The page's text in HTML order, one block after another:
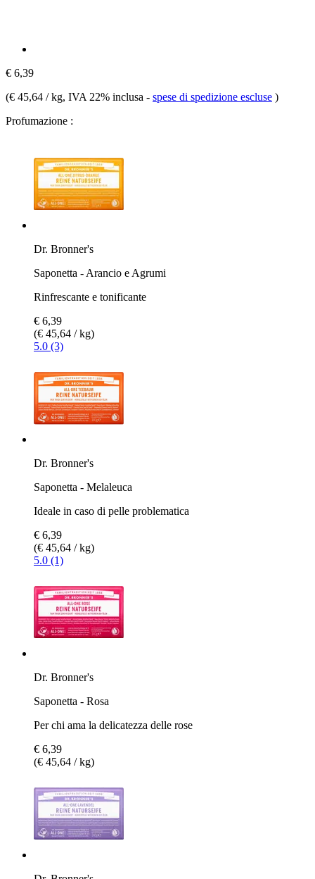
€ 6,39
(€ 45,64 / kg, IVA 22% inclusa - spese di spedizione escluse )
Profumazione :
Dr. Bronner's
Saponetta - Arancio e Agrumi
Rinfrescante e tonificante
€ 6,39
(€ 45,64 / kg)
5.0 (3)
Dr. Bronner's
Saponetta - Melaleuca
Ideale in caso di pelle problematica
€ 6,39
(€ 45,64 / kg)
5.0 (1)
Dr. Bronner's
Saponetta - Rosa
Per chi ama la delicatezza delle rose
€ 6,39
(€ 45,64 / kg)